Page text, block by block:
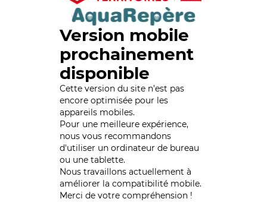
Version mobile
prochainement
disponible
Cette version du site n’est pas
encore optimisée pour les
appareils mobiles.
Pour une meilleure expérience,
nous vous recommandons
d'utiliser un ordinateur de bureau
ou une tablette.
Nous travaillons actuellement à
améliorer la compatibilité mobile.
Merci de votre compréhension !